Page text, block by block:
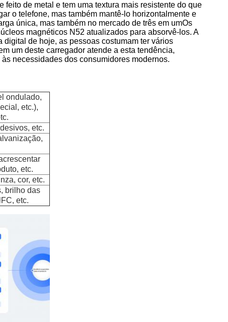
de metal e tem uma textura mais resistente do que
o telefone, mas também mantê-lo horizontalmente e
única, mas também no mercado de três em umOs
magnéticos N52 atualizados para absorvê-los. A
digital de hoje, as pessoas costumam ter vários
um deste carregador atende a esta tendência,
necessidades dos consumidores modernos.
ondulado,
etc.),
etc.
etc.
cor, etc.
brilho das
etc.